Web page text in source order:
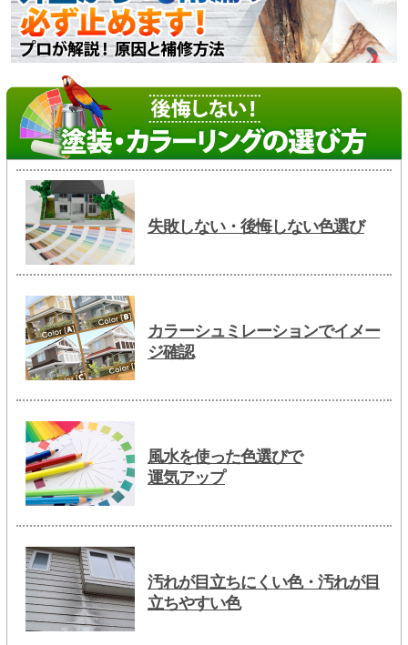
失敗しない・後悔しない色選び
カラーシュミレーションでイメー
ジ確認
風水を使った色選びで
運気アップ
汚れが目立ちにくい色・汚れが目
立ちやすい色